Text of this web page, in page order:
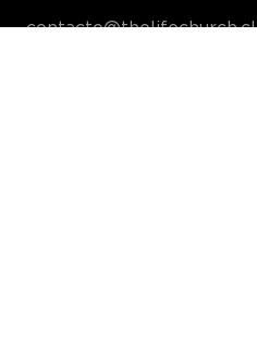
contacto@thelifechurch.cl